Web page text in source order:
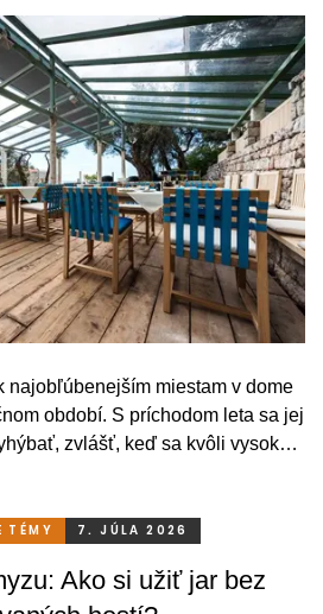
najobľúbenejším miestam v dome
období. S príchodom leta sa jej
zvlášť, keď sa kvôli vysokým
správnym, praktickým a šikovným
obmedzení po celý rok.
TÉMY 7. JÚLA 2026
Ako si užiť jar bez